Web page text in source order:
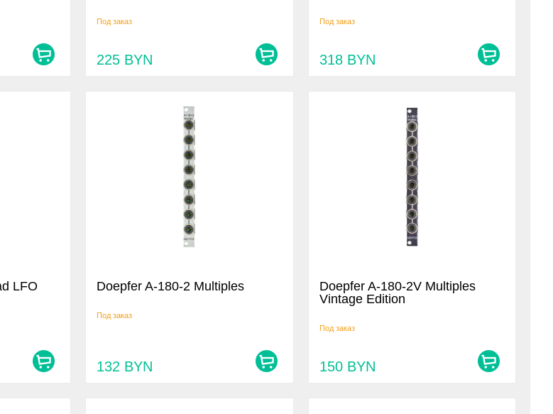
Под заказ
225 BYN
Под заказ
318 BYN
LFO
Doepfer A-180-2 Multiples
Под заказ
132 BYN
Doepfer A-180-2V Multiples
Vintage Edition
Под заказ
150 BYN